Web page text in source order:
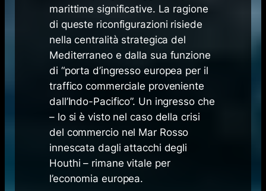
marittime significative. La ragione
di queste riconfigurazioni risiede
nella centralità strategica del
Mediterraneo e dalla sua funzione
di “porta d’ingresso europea per il
traffico commerciale proveniente
dall’Indo-Pacifico”. Un ingresso che
– lo si è visto nel caso della crisi
del commercio nel Mar Rosso
innescata dagli attacchi degli
Houthi – rimane vitale per
l’economia europea.